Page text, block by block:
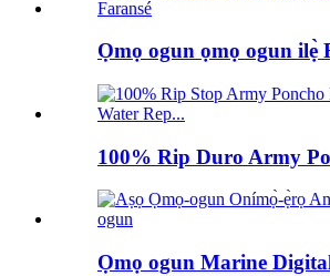
Ọmọ ogun ọmọ ogun ilẹ̀
100% Rip Duro Army
Ọmọ ogun Marine